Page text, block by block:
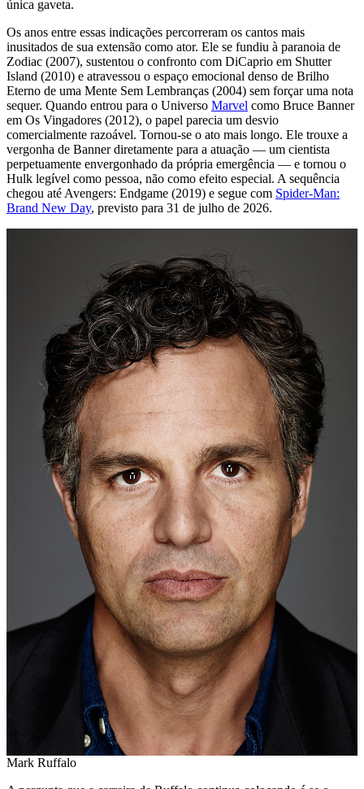
única gaveta.
Os anos entre essas indicações percorreram os cantos mais
inusitados de sua extensão como ator. Ele se fundiu à paranoia de
Zodiac (2007), sustentou o confronto com DiCaprio em Shutter
Island (2010) e atravessou o espaço emocional denso de Brilho
Eterno de uma Mente Sem Lembranças (2004) sem forçar uma nota
sequer. Quando entrou para o Universo Marvel como Bruce Banner
em Os Vingadores (2012), o papel parecia um desvio
comercialmente razoável. Tornou-se o ato mais longo. Ele trouxe a
vergonha de Banner diretamente para a atuação — um cientista
perpetuamente envergonhado da própria emergência — e tornou o
Hulk legível como pessoa, não como efeito especial. A sequência
chegou até Avengers: Endgame (2019) e segue com Spider-Man:
Brand New Day, previsto para 31 de julho de 2026.
Mark Ruffalo